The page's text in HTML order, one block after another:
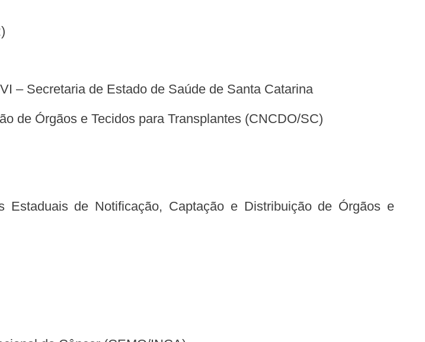
– Secretaria de Estado de Saúde de Santa Catarina
de Órgãos e Tecidos para Transplantes (CNCDO/SC)